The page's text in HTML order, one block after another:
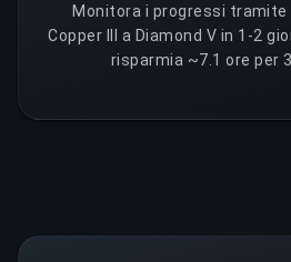
Monitora i progressi tramite
Copper III a Diamond V in 1-2
risparmia ~7.1 ore per